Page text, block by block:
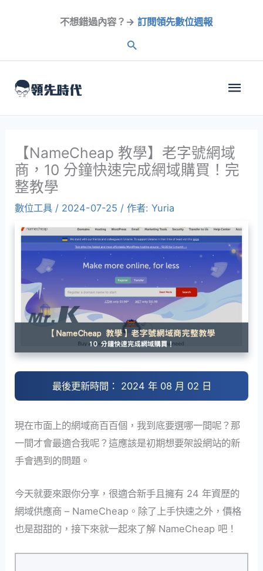
容
不想錯過內容？→ 訂閱領先數位週報
主
單
【NameCheap 教學】老字號網域
商，10 分鐘快速完成網域購買！完
整教學
數位工具 / 2024-07-25 / 作者:Yuria
最後更新時間： 2024 年 08 月 02 日
現在市面上的網域商百百個，我到底要選哪一間呢？那
一間才會最適合我呢？這應該是初期想要架設網站的新
手會遇到的問題。
今天就要來跟你分享，很適合新手且擁有 24 年資歷的
網域供應商 – NameCheap。除了上手快速之外，價格
也是甜甜的，接下來就一起來了解 NameCheap 吧！